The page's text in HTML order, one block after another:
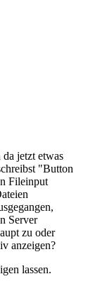
jetzt etwas
"Button
Fileinput
Server
zu oder
anzeigen?
lassen.